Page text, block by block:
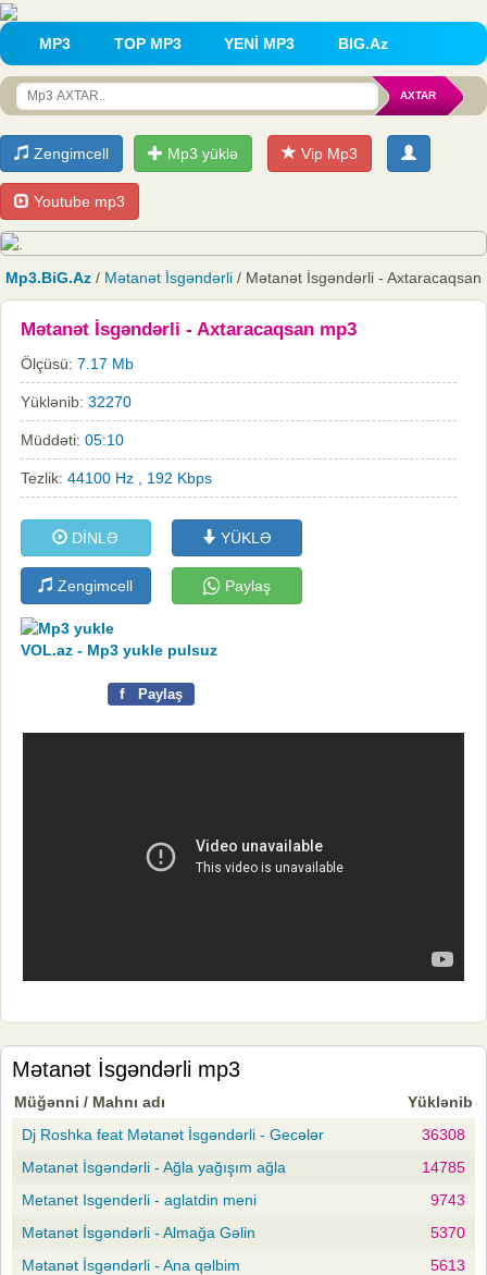
MP3 TOP MP3 YENİ MP3 BIG.Az
Zengimcell Mp3 yüklə Vip Mp3
Youtube mp3
Mp3.BiG.Az / Mətanət İsgəndərli / Mətanət İsgəndərli - Axtaracaqsan
Mətanət İsgəndərli - Axtaracaqsan mp3
Ölçüsü: 7.17 Mb
Yüklənib: 32270
Müddəti: 05:10
Tezlik: 44100 Hz , 192 Kbps
DİNLƏ YÜKLƏ
Zengimcell Paylaş
VOL.az - Mp3 yukle pulsuz
f Paylaş
Mətanət İsgəndərli mp3
Müğənni / Mahnı adı
Yüklənib
Dj Roshka feat Mətanət İsgəndərli - Gecələr
36308
Mətanət İsgəndərli - Ağla yağışım ağla
14785
Metanet Isgenderli - aglatdin meni
9743
Mətanət İsgəndərli - Almağa Gəlin
5370
Mətanət İsgəndərli - Ana qəlbim
5613